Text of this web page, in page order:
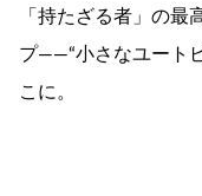
「持たざる者」の最
プ――“小さなユート
こに。